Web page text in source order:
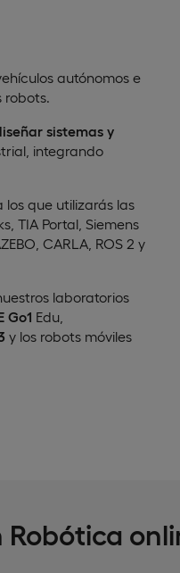
autónomos e
robots.
sistemas y
integrando
los que utilizarás las
TIA Portal, Siemens
CARLA, ROS 2 y
laboratorios
Go1 Edu,
y los robots móviles